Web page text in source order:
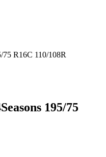
R16C 110/108R
195/75